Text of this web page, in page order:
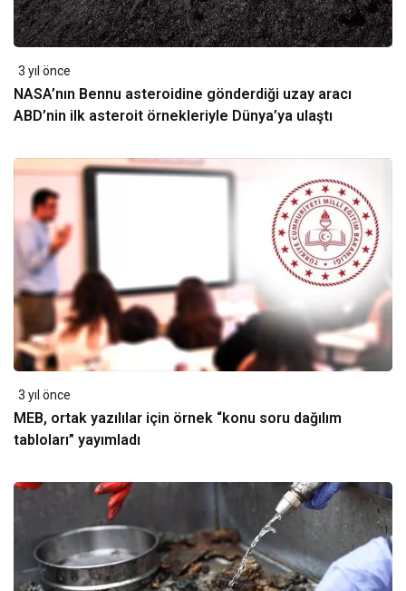
3 yıl önce
NASA’nın Bennu asteroidine gönderdiği uzay aracı
ABD’nin ilk asteroit örnekleriyle Dünya’ya ulaştı
3 yıl önce
MEB, ortak yazılılar için örnek “konu soru dağılım
tabloları” yayımladı